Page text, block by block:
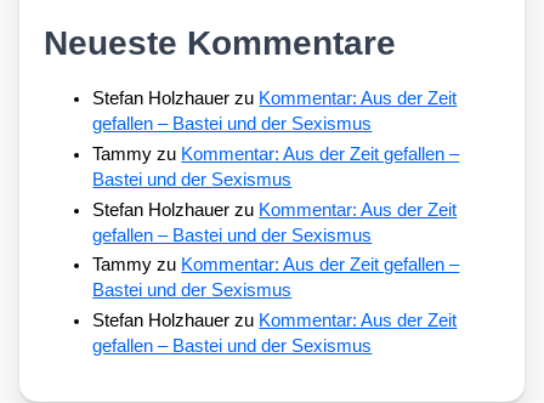
Neueste Kommentare
Stefan Holzhauer zu Kommentar: Aus der Zeit
gefallen – Bastei und der Sexismus
Tammy zu Kommentar: Aus der Zeit gefallen –
Bastei und der Sexismus
Stefan Holzhauer zu Kommentar: Aus der Zeit
gefallen – Bastei und der Sexismus
Tammy zu Kommentar: Aus der Zeit gefallen –
Bastei und der Sexismus
Stefan Holzhauer zu Kommentar: Aus der Zeit
gefallen – Bastei und der Sexismus